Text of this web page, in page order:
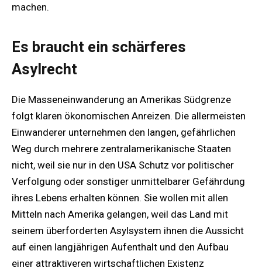
machen.
Es braucht ein schärferes
Asylrecht
Die Masseneinwanderung an Amerikas Südgrenze
folgt klaren ökonomischen Anreizen. Die allermeisten
Einwanderer unternehmen den langen, gefährlichen
Weg durch mehrere zentralamerikanische Staaten
nicht, weil sie nur in den USA Schutz vor politischer
Verfolgung oder sonstiger unmittelbarer Gefährdung
ihres Lebens erhalten können. Sie wollen mit allen
Mitteln nach Amerika gelangen, weil das Land mit
seinem überforderten Asylsystem ihnen die Aussicht
auf einen langjährigen Aufenthalt und den Aufbau
einer attraktiveren wirtschaftlichen Existenz